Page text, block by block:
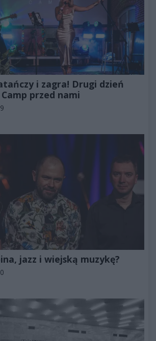
i zagra! Drugi dzień
przed nami
jazz i wiejską muzykę?